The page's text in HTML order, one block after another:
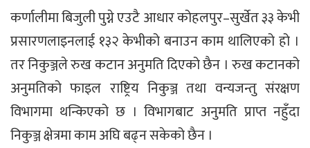
कर्णालीमा बिजुली पुग्ने एउटै आधार कोहलपुर–सुर्खेत ३३ केभी
प्रसारणलाइनलाई १३२ केभीको बनाउन काम थालिएको हो ।
तर निकुञ्जले रुख कटान अनुमति दिएको छैन । रुख कटानको
अनुमतिको फाइल राष्ट्रिय निकुञ्ज तथा वन्यजन्तु संरक्षण
विभागमा थन्किएको छ । विभागबाट अनुमति प्राप्त नहुँदा
निकुञ्ज क्षेत्रमा काम अघि बढ्न सकेको छैन ।